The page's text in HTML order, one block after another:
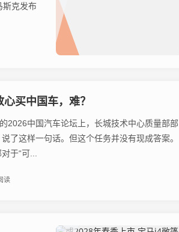
斯克发布
买中国车，难？
2026中国汽车论坛上，长城技术中心质量部部
了这样一句话。但这个任务并没有现成答案。
于“可...
读